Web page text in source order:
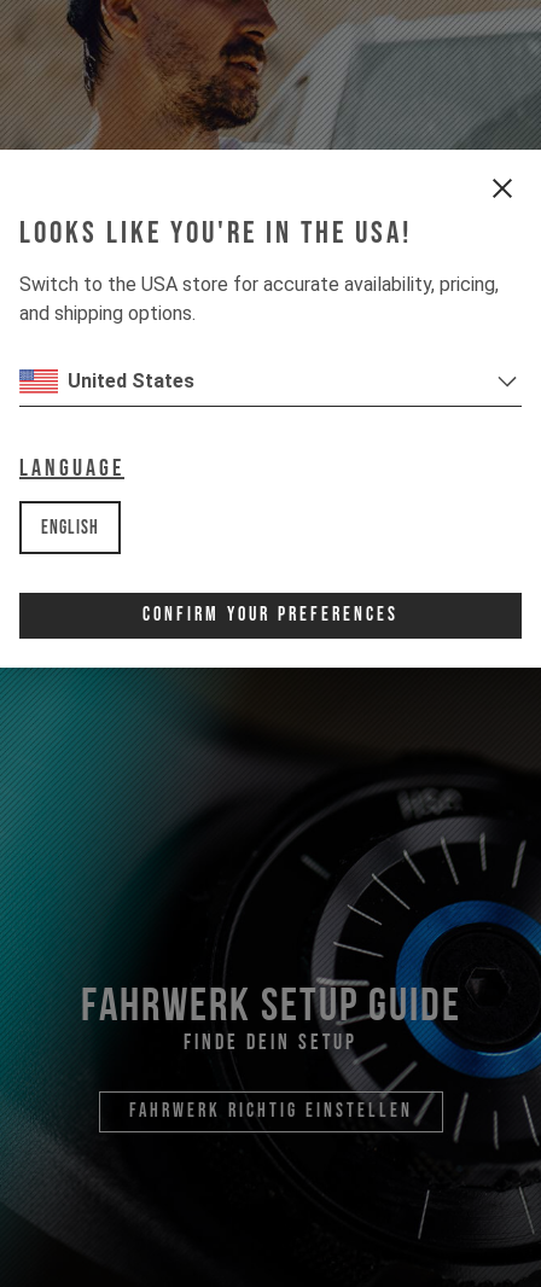
Looks like you're in the USA!
Switch to the USA store for accurate availability, pricing,
and shipping options.
United States
Language
English
Confirm Your Preferences
für Street & Performance
finde deinen style
Fahrwerk Setup Guide
finde dein setup
Fahrwerk richtig einstellen